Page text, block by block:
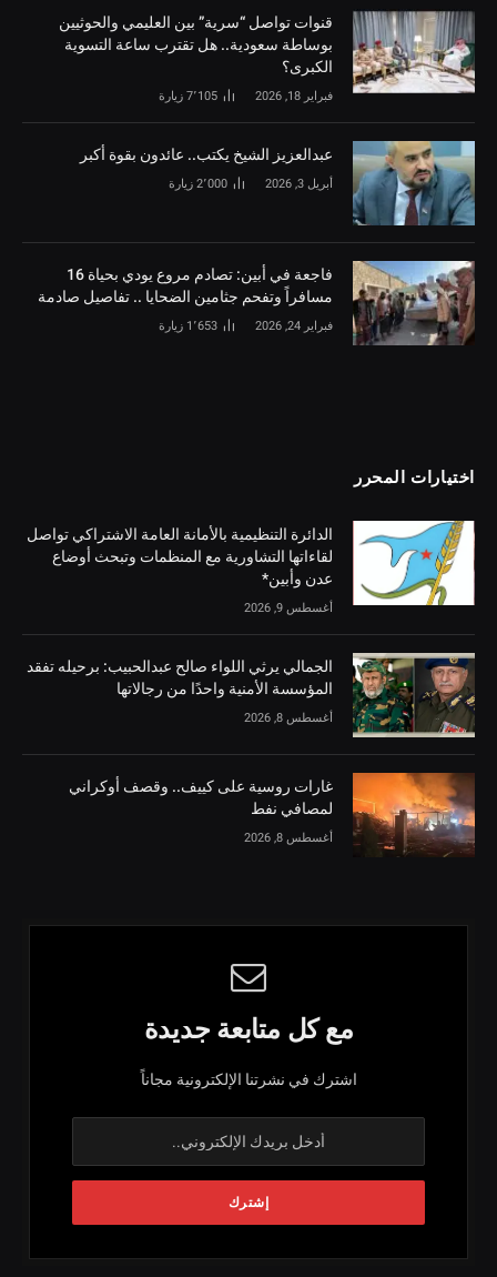
قنوات تواصل “سرية” بين العليمي والحوثيين
بوساطة سعودية.. هل تقترب ساعة التسوية
الكبرى؟
فبراير 18, 2026 7٬105 زيارة
‏عبدالعزيز الشيخ يكتب.. عائدون بقوة أكبر
أبريل 3, 2026 2٬000 زيارة
فاجعة في أبين: تصادم مروع يودي بحياة 16
مسافراً وتفحم جثامين الضحايا .. تفاصيل صادمة
فبراير 24, 2026 1٬653 زيارة
اختيارات المحرر
الدائرة التنظيمية بالأمانة العامة الاشتراكي تواصل
لقاءاتها التشاورية مع المنظمات وتبحث أوضاع
عدن وأبين*
أغسطس 9, 2026
الجمالي يرثي اللواء صالح عبدالحبيب: برحيله تفقد
المؤسسة الأمنية واحدًا من رجالاتها
أغسطس 8, 2026
غارات روسية على كييف.. وقصف أوكراني
لمصافي نفط
أغسطس 8, 2026
مع كل متابعة جديدة
اشترك في نشرتنا الإلكترونية مجاناً